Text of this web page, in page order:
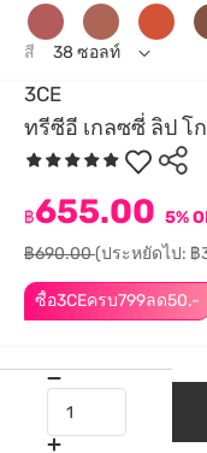
3CE
ทรีซีอี เกลซซี่ ลิป โ
ซื้อ3CEครบ799ลด50.-
฿655.00 5%
฿690.00(ประหยัดไป: ฿
สี 38 ซอลท์